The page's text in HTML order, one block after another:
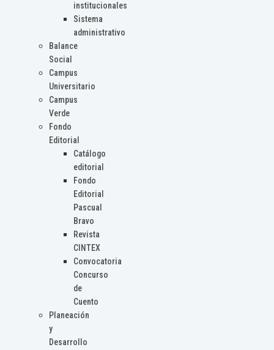
institucionales
Sistema
administrativo
Balance
Social
Campus
Universitario
Campus
Verde
Fondo
Editorial
Catálogo
editorial
Fondo
Editorial
Pascual
Bravo
Revista
CINTEX
Convocatoria
Concurso
de
Cuento
Planeación
y
Desarrollo